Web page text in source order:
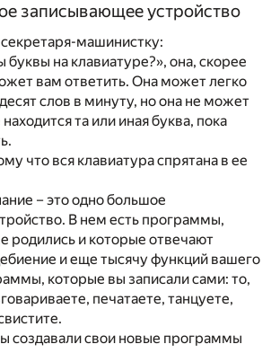
записывающее устройство
машинистку:
на клавиатуре?», она, скорее
вам ответить. Она может легко
слов в минуту, но она не может
та или иная буква, пока
что вся клавиатура спрятана в ее
– это одно большое
В нем есть программы,
родились и которые отвечают
и еще тысячу функций вашего
которые вы записали сами: то,
печатаете, танцуете,
создавали свои новые программы